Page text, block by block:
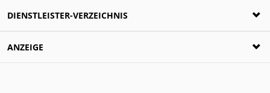
Ratgeber zur Scheidung
DIENSTLEISTER-VERZEICHNIS
Scheidungsanwälte
ANZEIGE